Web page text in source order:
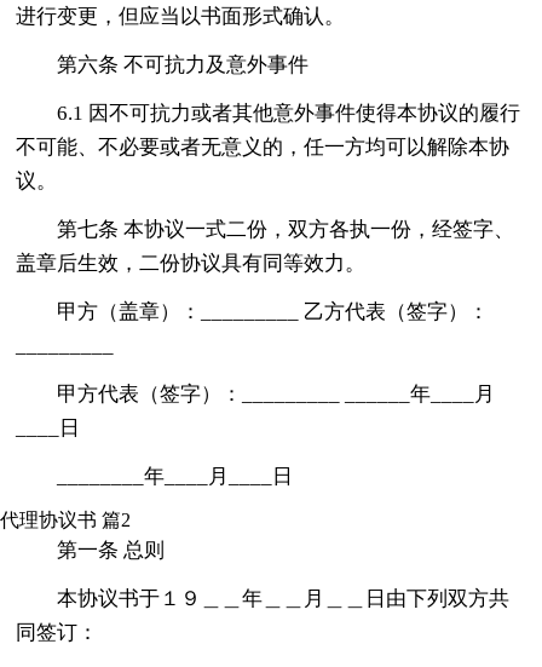
进行变更，但应当以书面形式确认。
第六条 不可抗力及意外事件
6.1 因不可抗力或者其他意外事件使得本协议的履行
不可能、不必要或者无意义的，任一方均可以解除本协
议。
第七条 本协议一式二份，双方各执一份，经签字、
盖章后生效，二份协议具有同等效力。
甲方（盖章）：_________ 乙方代表（签字）：
甲方代表（签字）：_________ ______年____月
____日
________年____月____日
代理协议书 篇2
第一条 总则
本协议书于１９＿＿年＿＿月＿＿日由下列双方共
同签订：